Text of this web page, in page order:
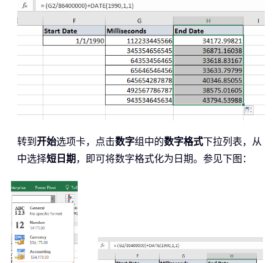
转到 开始选项卡，点击数字组中的数字格式下拉列表，从
中选择短日期 ，即可将数字格式化为日期。参见下图：